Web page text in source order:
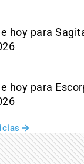
hoy para
hoy para